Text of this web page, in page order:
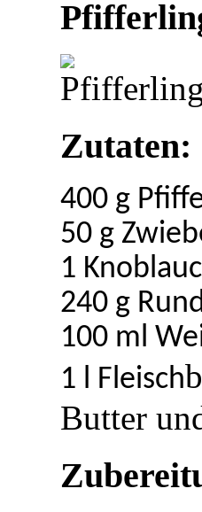
Zutaten:
400 g
50 g
1
240 g
100 ml
1 l Fleisch
Butter